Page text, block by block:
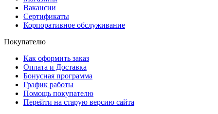
Вакансии
Сертификаты
Корпоративное обслуживание
Покупателю
Как оформить заказ
Оплата и Доставка
Бонусная программа
График работы
Помощь покупателю
Перейти на старую версию сайта